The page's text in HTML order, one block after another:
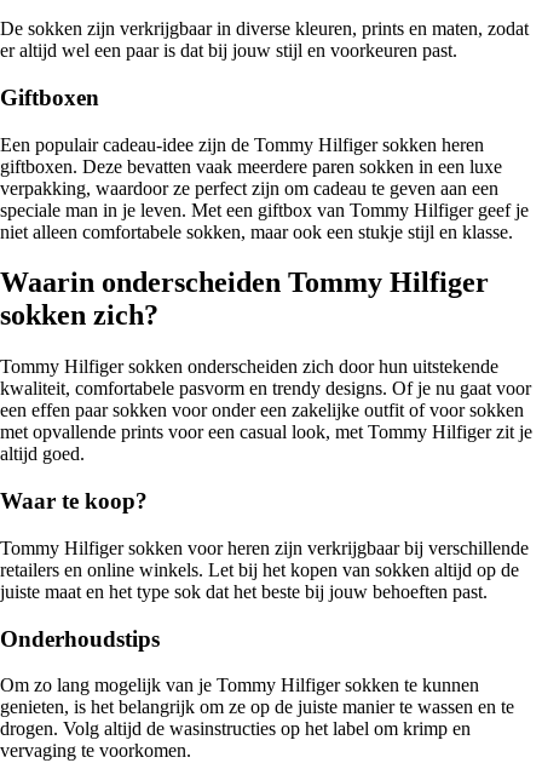
De sokken zijn verkrijgbaar in diverse kleuren, prints en maten, zodat
er altijd wel een paar is dat bij jouw stijl en voorkeuren past.
Giftboxen
Een populair cadeau-idee zijn de Tommy Hilfiger sokken heren
giftboxen. Deze bevatten vaak meerdere paren sokken in een luxe
verpakking, waardoor ze perfect zijn om cadeau te geven aan een
speciale man in je leven. Met een giftbox van Tommy Hilfiger geef je
niet alleen comfortabele sokken, maar ook een stukje stijl en klasse.
Waarin onderscheiden Tommy Hilfiger
sokken zich?
Tommy Hilfiger sokken onderscheiden zich door hun uitstekende
kwaliteit, comfortabele pasvorm en trendy designs. Of je nu gaat voor
een effen paar sokken voor onder een zakelijke outfit of voor sokken
met opvallende prints voor een casual look, met Tommy Hilfiger zit je
altijd goed.
Waar te koop?
Tommy Hilfiger sokken voor heren zijn verkrijgbaar bij verschillende
retailers en online winkels. Let bij het kopen van sokken altijd op de
juiste maat en het type sok dat het beste bij jouw behoeften past.
Onderhoudstips
Om zo lang mogelijk van je Tommy Hilfiger sokken te kunnen
genieten, is het belangrijk om ze op de juiste manier te wassen en te
drogen. Volg altijd de wasinstructies op het label om krimp en
vervaging te voorkomen.